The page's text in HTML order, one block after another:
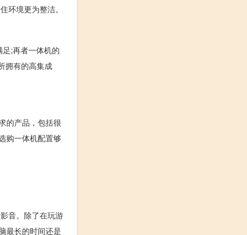
环境更为整洁。
;再者一体机的
拥有的高集成
的产品，包括很
购一体机配置够
音。除了在玩游
最长的时间还是